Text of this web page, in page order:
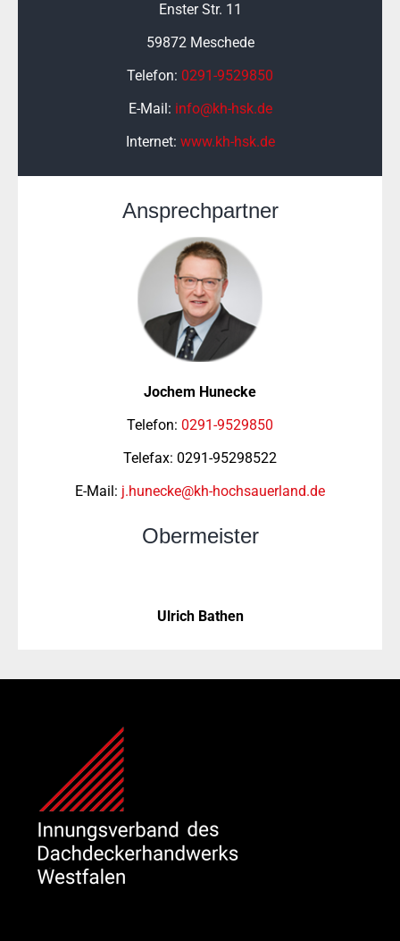
Enster Str. 11
59872 Meschede
Telefon: 0291-9529850
E-Mail: info@kh-hsk.de
Internet: www.kh-hsk.de
Ansprechpartner
Jochem Hunecke
Telefon: 0291-9529850
Telefax: 0291-95298522
E-Mail: j.hunecke@kh-hochsauerland.de
Obermeister
Ulrich Bathen